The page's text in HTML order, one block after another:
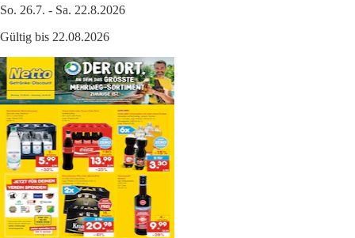
So. 26.7. - Sa. 22.8.2026
Gültig bis 22.08.2026